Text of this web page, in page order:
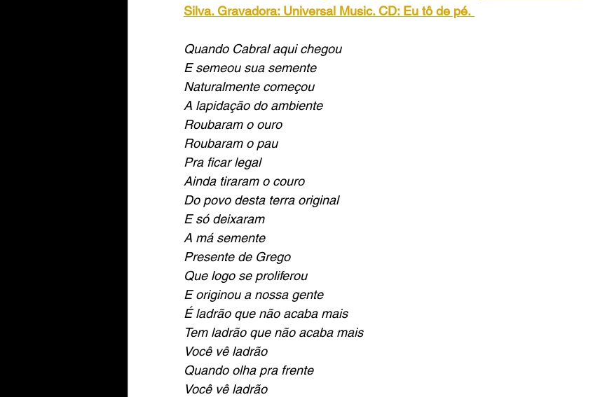
Silva. Gravadora: Universal Music. CD: Eu tô de pé.
Quando Cabral aqui chegou
E semeou sua semente
Naturalmente começou
A lapidação do ambiente
Roubaram o ouro
Roubaram o pau
Pra ficar legal
Ainda tiraram o couro
Do povo desta terra original
E só deixaram
A má semente
Presente de Grego
Que logo se proliferou
E originou a nossa gente
É ladrão que não acaba mais
Tem ladrão que não acaba mais
Você vê ladrão
Quando olha pra frente
Você vê ladrão